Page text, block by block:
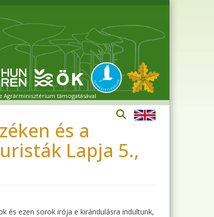
Agrárminisztérium támogatásával
és a
Lapja 5.,
és ezen sorok irója e kirándulásra indultunk,